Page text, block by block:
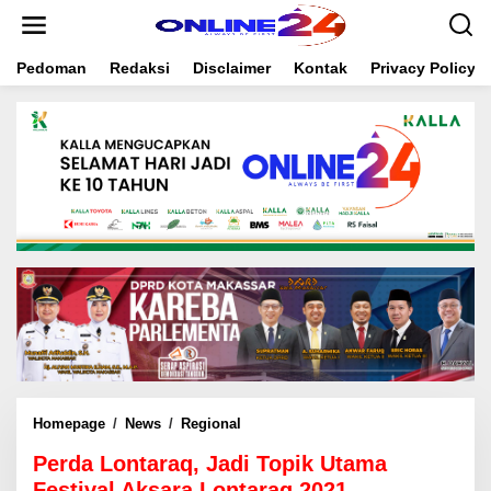
t
Pedoman Redaksi Disclaimer Kontak Privacy Policy
Homepage / News / Regional
r
d
Perda Lontaraq, Jadi Topik Utama